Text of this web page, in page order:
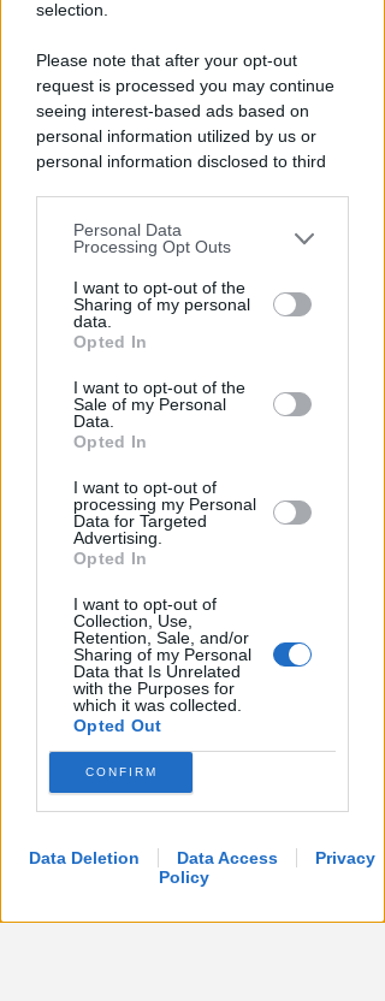
selection.
Please note that after your opt-out
request is processed you may continue
seeing interest-based ads based on
personal information utilized by us or
personal information disclosed to third
You may separately opt-out of the further
disclosure of your personal information
by third parties on the IAB’s list of
downstream participants.
by us to third parties on the IAB’s List of
Downstream Participants that may
further disclose it to other third parties.
Personal Data
Processing Opt Outs
I want to opt-out of the
Sharing of my personal
data.
Opted In
I want to opt-out of the
Sale of my Personal
Data.
Opted In
I want to opt-out of
processing my Personal
Data for Targeted
Advertising.
Opted In
I want to opt-out of
Collection, Use,
Retention, Sale, and/or
Sharing of my Personal
Data that Is Unrelated
with the Purposes for
which it was collected.
Opted Out
CONFIRM
Data Deletion Data Access
Privacy
Policy
A RIMINI NORD
Viavai e odore di cannabinoidi.
Blitz nell'appartamento della
spacciatrice